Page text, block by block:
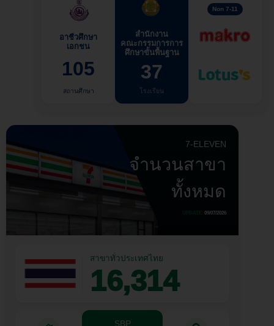
อาชีวศึกษา
เอกชน
105
สถานศึกษา
สำนักงาน
คณะกรรมการการ
ศึกษาขั้นพื้นฐาน
37
โรงเรียน
Non 7-11
7-ELEVEN
จำนวนสาขา
ทั้งหมด
09/07/2026
สาขาทั่วประเทศไทย
16,314
SBP